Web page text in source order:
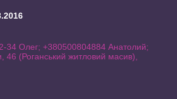
34 Олег; +380500804884 Анатолий;
46 (Роганський житловий масив),